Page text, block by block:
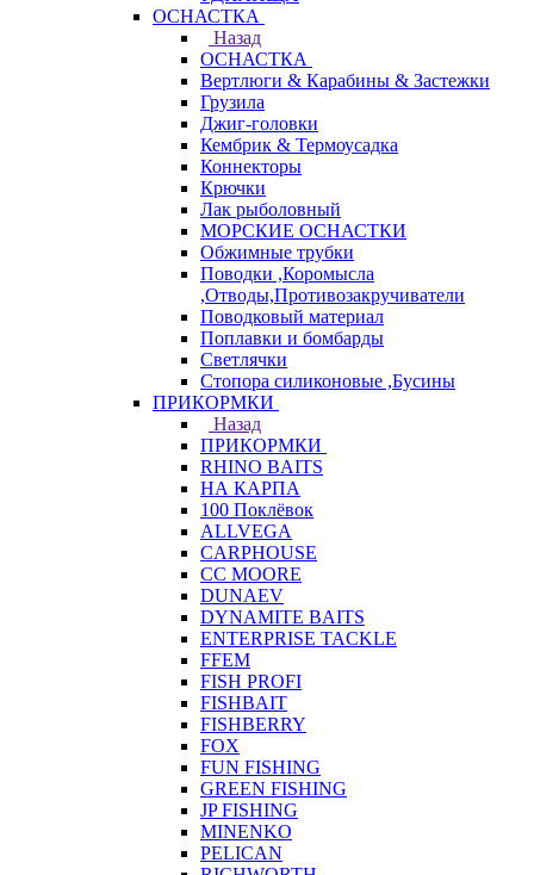
ОСНАСТКА
Назад
ОСНАСТКА
Вертлюги & Карабины & Застежки
Грузила
Джиг-головки
Кембрик & Термоусадка
Коннекторы
Крючки
Лак рыболовный
МОРСКИЕ ОСНАСТКИ
Обжимные трубки
Поводки ,Коромысла
,Отводы,Противозакручиватели
Поводковый материал
Поплавки и бомбарды
Светлячки
Стопора силиконовые ,Бусины
ПРИКОРМКИ
Назад
ПРИКОРМКИ
RHINO BAITS
НА КАРПА
100 Поклёвок
ALLVEGA
CARPHOUSE
CC MOORE
DUNAEV
DYNAMITE BAITS
ENTERPRISE TACKLE
FFEM
FISH PROFI
FISHBAIT
FISHBERRY
FOX
FUN FISHING
GREEN FISHING
JP FISHING
MINENKO
PELICAN